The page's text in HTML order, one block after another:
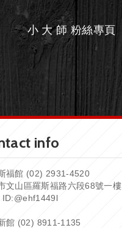
小 大 師 粉絲專頁
info
福館 (02) 2931-4520
文山區羅斯福路六段68號一樓
ID:@ehf1449l
館 (02) 8911-1135